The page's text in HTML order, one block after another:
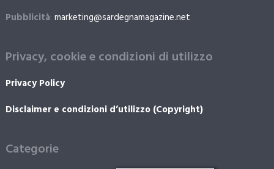
Pubblicità: marketing@sardegnamagazine.net
Privacy, cookie e condizioni di utilizzo
Privacy Policy
Disclaimer e condizioni d’utilizzo (Copyright)
Categorie